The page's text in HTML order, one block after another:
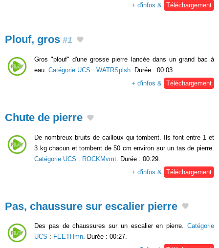
+ d'infos & Téléchargement
Plouf, gros #1
Gros "plouf" d'une grosse pierre lancée dans un grand bac à
eau. Catégorie UCS : WATRSplsh . Durée : 00:03.
+ d'infos &
Téléchargement
Chute de pierre
De nombreux bruits de cailloux qui tombent. Ils font entre 1 et
3 kg chacun et tombent de 50 cm environ sur un tas de pierre.
Catégorie UCS : ROCKMvmt . Durée : 00:29.
+ d'infos &
Téléchargement
Pas, chaussure sur escalier pierre
Des pas de chaussures sur un escalier en pierre. Catégorie
UCS : FEETHmn. Durée : 00:27.